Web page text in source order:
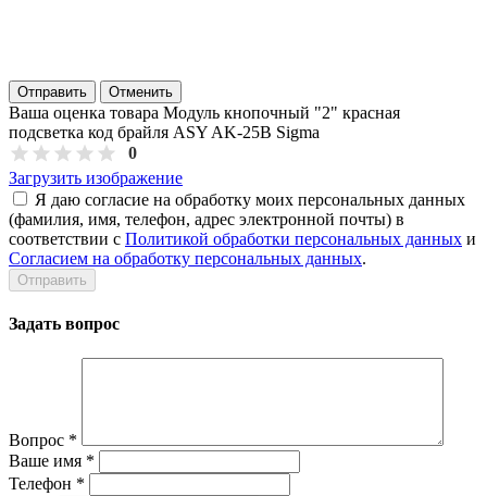
Отправить Отменить
Ваша оценка товара Модуль кнопочный "2" красная
подсветка код брайля ASY AK-25B Sigma
0
Загрузить изображение
Я даю согласие на обработку моих персональных данных
(фамилия, имя, телефон, адрес электронной почты) в
соответствии с Политикой обработки персональных данных и
Согласием на обработку персональных данных.
Задать вопрос
Вопрос *
Ваше имя *
Телефон *